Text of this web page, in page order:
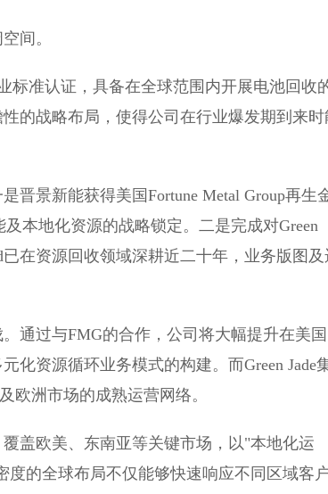
间。
标准认证，具备在全球范围内开展电池回收
的战略布局，使得公司在行业爆发期到来时
晋景新能获得美国Fortune Metal Group再生
本地化资源的战略锁定。二是完成对Green
已在资源回收领域深耕近二十年，业务版图及
通过与FMG的合作，公司将大幅提升在美国
化资源循环业务模式的构建。而Green Jade
欧洲市场的成熟运营网络。
盖欧美、东南亚等关键市场，以"本地化运
的全球布局不仅能够快速响应不同区域客